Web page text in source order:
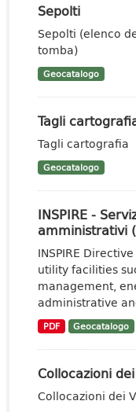
Sepolti
Sepolti (elenco
tomba)
Geocatalogo
Tagli
Tagli cartografia
Geocatalogo
INSPIRE -
amministrativi
INSPIRE
utility facilities
management,
administrative
PDF Geocatalogo
Collocazioni
Collocazioni dei